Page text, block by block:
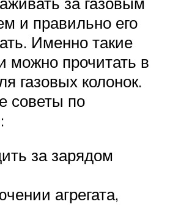
и правильно его
Именно такие
можно прочитать в
газовых колонок.
советы по
за зарядом
агрегата,